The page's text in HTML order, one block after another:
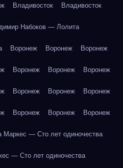
Владивосток Владивосток
Набоков — Лолита
Воронеж Воронеж Воронеж
Воронеж Воронеж Воронеж
Воронеж Воронеж Воронеж
Воронеж Воронеж Воронеж
Маркес — Сто лет одиночества
— Сто лет одиночества